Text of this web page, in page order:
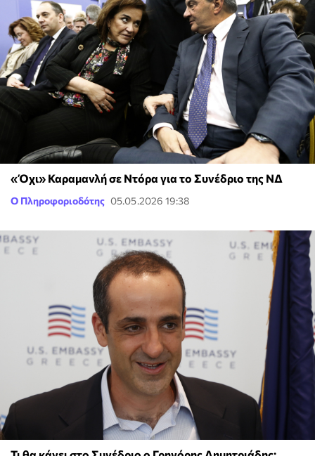
«Όχι» Καραμανλή σε Ντόρα για το Συνέδριο της ΝΔ
Ο Πληροφοριοδότης 05.05.2026 19:38